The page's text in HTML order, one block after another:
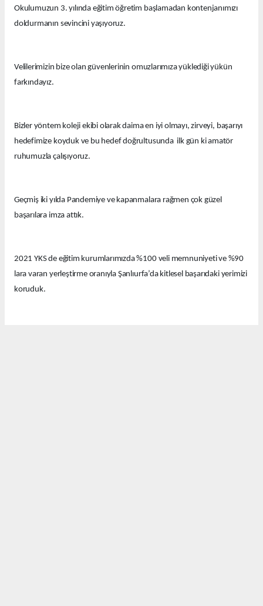
Okulumuzun 3. yılında eğitim öğretim başlamadan kontenjanımızı
doldurmanın sevincini yaşıyoruz.
Velilerimizin bize olan güvenlerinin omuzlarımıza yüklediği yükün
farkındayız.
Bizler yöntem koleji ekibi olarak daima en iyi olmayı, zirveyi, başarıyı
hedefimize koyduk ve bu hedef doğrultusunda ilk gün ki amatör
ruhumuzla çalışıyoruz.
Geçmiş iki yılda Pandemiye ve kapanmalara rağmen çok güzel
başarılara imza attık.
2021 YKS de eğitim kurumlarımızda %100 veli memnuniyeti ve %90
lara varan yerleştirme oranıyla Şanlıurfa’da kitlesel başarıdaki yerimizi
koruduk.